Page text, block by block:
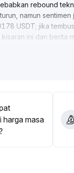
rebound
namun
USDT; jika
ini dan berita
harga masa